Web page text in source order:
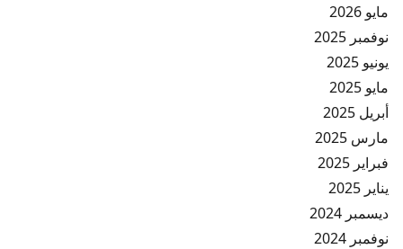
مايو 2026
نوفمبر 2025
يونيو 2025
مايو 2025
أبريل 2025
مارس 2025
فبراير 2025
يناير 2025
ديسمبر 2024
نوفمبر 2024